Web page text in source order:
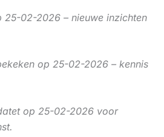
25-02-2026 – nieuwe inzichten
op 25-02-2026 – kennis
op 25-02-2026 voor